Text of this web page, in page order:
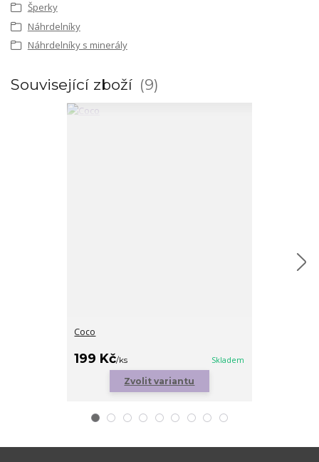
Šperky
Náhrdelníky
Náhrdelníky s minerály
Související zboží 9
Coco
199 Kč/ks Skladem
Zvolit variantu